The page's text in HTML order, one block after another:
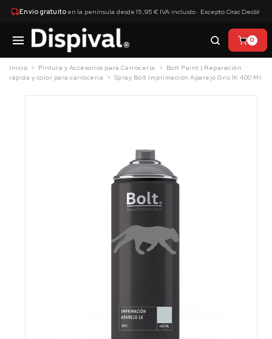
Envío gratuitoen la península desde 15,95 € IVA incluido · Excepto Orac Decor
×
0
Inicio Pintura y Accesorios para Carrocería
Bolt Paint | Reparación
rápida y color para carrocería
Spray Bolt Imprimación Aparejo Gris 1K 400 Ml